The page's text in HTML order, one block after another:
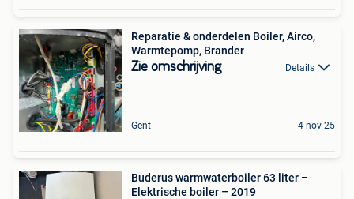
Reparatie & onderdelen Boiler, Airco,
Warmtepomp, Brander
Zie omschrijving Details
Gent 4 nov 25
Buderus warmwaterboiler 63 liter –
Elektrische boiler – 2019